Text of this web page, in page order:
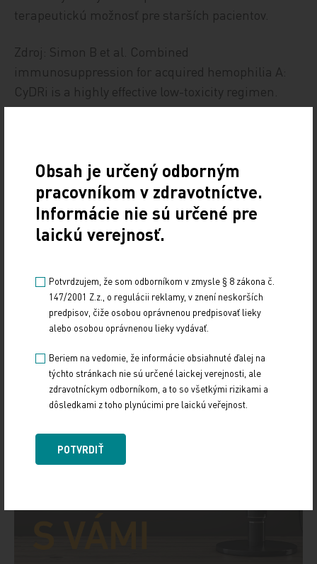
terapeutickú možnosť pre starších pacientov.
Zdroj: Simon B et al. Combined
immunosuppression for acquired hemophilia A:
CyDRi is a highly effective low-toxicity regimen.
Blood 2022 Nov 3; 140:1983.
Zdieľajte článok
Obsah je určený odborným
pracovníkom v zdravotníctve.
Informácie nie sú určené pre
laickú verejnosť.
Potvrdzujem, že som odborníkom v zmysle § 8 zákona č.
147/2001 Z.z., o regulácii reklamy, v znení neskorších
predpisov, čiže osobou oprávnenou predpisovať lieky
alebo osobou oprávnenou lieky vydávať.
Beriem na vedomie, že informácie obsiahnuté ďalej na
týchto stránkach nie sú určené laickej verejnosti, ale
zdravotníckym odborníkom, a to so všetkými rizikami a
dôsledkami z toho plynúcimi pre laickú veřejnost.
POTVRDIŤ